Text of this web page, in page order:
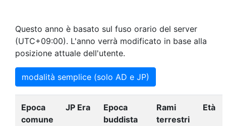
Questo anno è basato sul fuso orario del server
(UTC+09:00). L'anno verrà modificato in base alla
posizione attuale dell'utente.
modalità semplice (solo AD e JP)
Epoca
comune
JP Era
Epoca
buddista
Rami
terrestri
Età